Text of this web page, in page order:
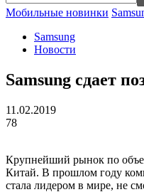
Мобильные новинки
Samsung
Новости
Samsung сдает
11.02.2019
78
Крупнейший рынок по
Китай. В прошлом году
стала лидером в мире, не